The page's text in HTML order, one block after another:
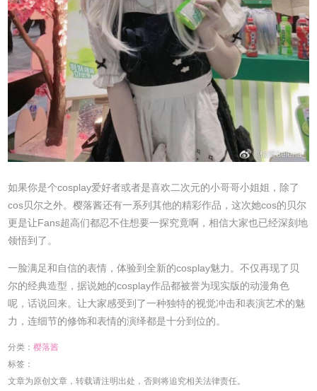
如果你是个cosplay爱好者或者是喜欢二次元的小哥哥小姐姐，除了
cos贝尔之外。樱落酱还有一系列其他的精彩作品，这次她cos的贝尔
更是让Fans超高们都忍不住想要一探究竟啊，相信大家也已经深刻地
领悟到了。
一脸满足和自信的表情，体验到全新的cosplay魅力。不仅再现了贝
尔的经典造型，据说她的cosplay作品都被誉为现实版的动漫角色
呢，话说回来。让大家感受到了一种独特的视觉冲击和表演艺术的魅
力，连细节的修饰和表情的演绎都是十分到位的。
分类：樱落酱
标签：
文章为原创文章，转载请注明出处，否则将追究相关法律责任。